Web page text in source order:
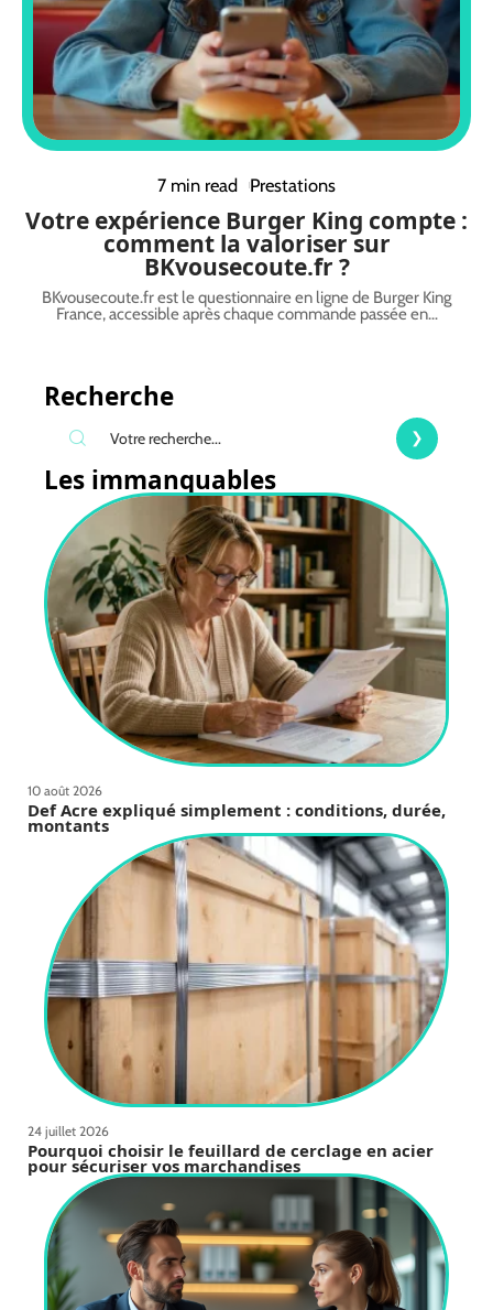
7 min read Prestations
Votre expérience Burger King compte :
comment la valoriser sur
BKvousecoute.fr ?
BKvousecoute.fr est le questionnaire en ligne de Burger King
France, accessible après chaque commande passée en…
Recherche
Les immanquables
10 août 2026
Def Acre expliqué simplement : conditions, durée,
montants
24 juillet 2026
Pourquoi choisir le feuillard de cerclage en acier
pour sécuriser vos marchandises